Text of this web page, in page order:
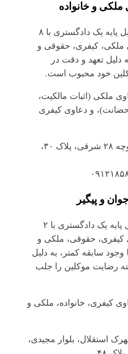
ملکی و خانواده
آقای قربانعلی آجرلو، وکیل پایه یک دادگستری با ۸
ملکی، کیفری، حقوقی و
دلیل تعهد و دقت در
خود محبوب است.
ملکی (اثبات مالکیت،
حضانت)، و دعاوی کیفری
تهرانسر، کوچه ۲۸ شرقی، پلاک ۳۰،
و پیگیر
خانم محدثه آراسته، وکیل پایه یک دادگستری با ۲
کیفری، حقوقی، ملکی و
وجود سابقه کمتر، به دلیل
رضایت موکلین را جلب
کیفری، خانواده، ملکی و
استقلال، بلوار مجیدی،